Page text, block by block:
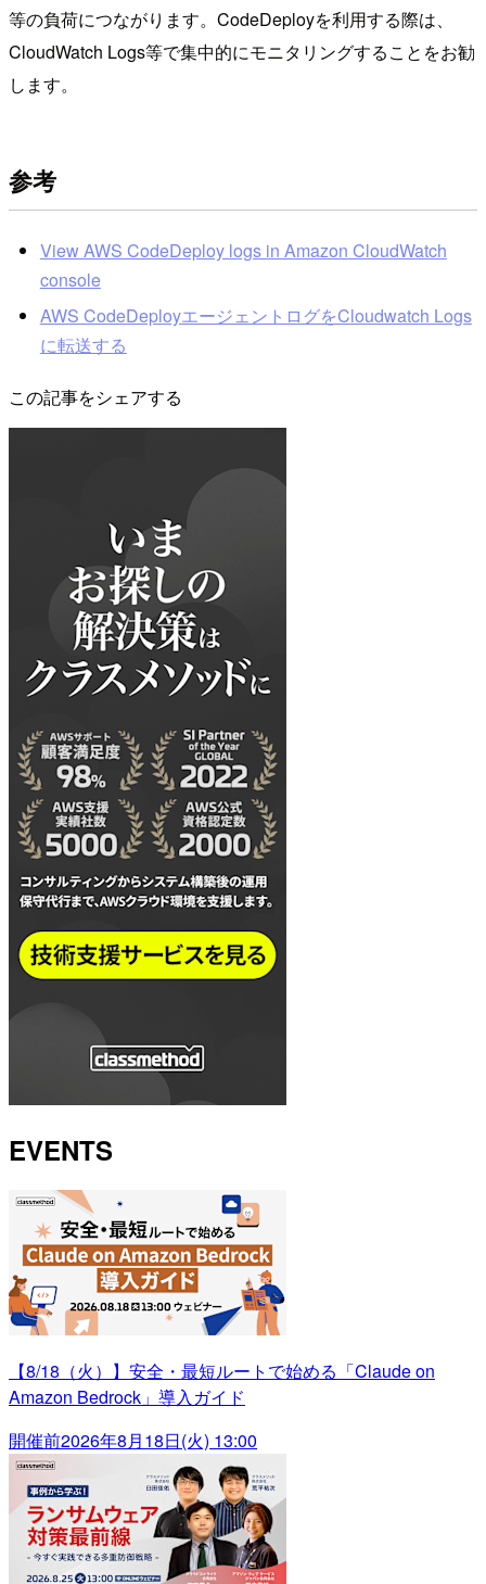
等の負荷につながります。CodeDeployを利用する際は、
CloudWatch Logs等で集中的にモニタリングすることをお勧
します。
参考
View AWS CodeDeploy logs in Amazon CloudWatch
console
AWS CodeDeployエージェントログをCloudwatch Logs
に転送する
この記事をシェアする
EVENTS
【8/18（火）】安全・最短ルートで始める「Claude on
Amazon Bedrock」導入ガイド
開催前2026年8月18日(火) 13:00